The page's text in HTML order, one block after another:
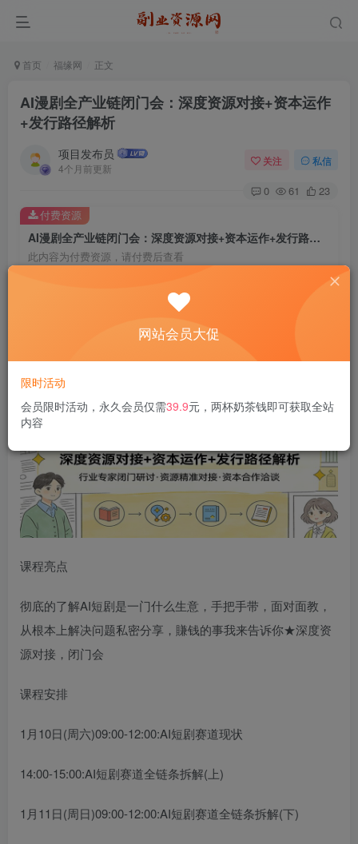
首页 福缘网 正文
AI漫剧全产业链闭门会：深度资源对接+资本运作
+发行路径解析
项目发布员
4个月前更新
关注 私信
0 61 23
AI漫剧全产业链闭门会：深度资源对接+资本运作+发行路径解析
此内容为付费资源，请付费后查看
￥4
付费资源
课程亮点
彻底的了解AI短剧是一门什么生意，手把手带，面对面教，
从根本上解决问题私密分享，賺钱的事我来告诉你★深度资
源对接，闭门会
课程安排
1月10日(周六)09:00-12:00:AI短剧赛道现状
14:00-15:00:AI短剧赛道全链条拆解(上)
1月11日(周日)09:00-12:00:AI短剧赛道全链条拆解(下)
网站会员大促
限时活动
会员限时活动，永久会员仅需39.9元，两杯奶茶钱即可获取全站
内容